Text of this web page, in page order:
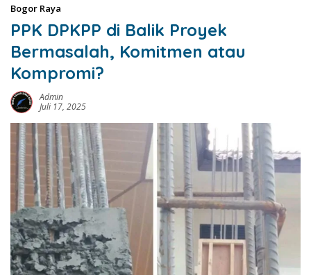
Bogor Raya
PPK DPKPP di Balik Proyek
Bermasalah, Komitmen atau
Kompromi?
Admin
Juli 17, 2025